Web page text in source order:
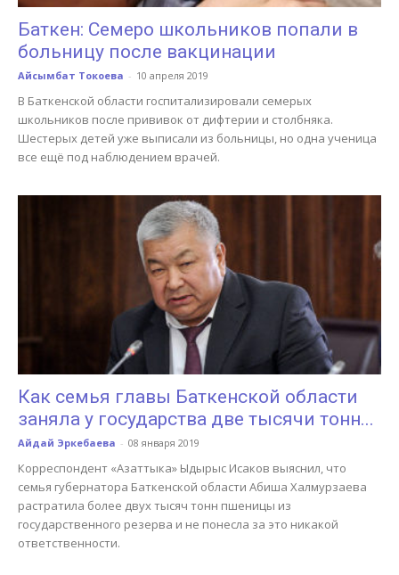
Баткен: Семеро школьников попали в
больницу после вакцинации
Айсымбат Токоева - 10 апреля 2019
В Баткенской области госпитализировали семерых
школьников после прививок от дифтерии и столбняка.
Шестерых детей уже выписали из больницы, но одна ученица
все ещё под наблюдением врачей.
Как семья главы Баткенской области
заняла у государства две тысячи тонн...
Айдай Эркебаева - 08 января 2019
Корреспондент «Азаттыка» Ыдырыс Исаков выяснил, что
семья губернатора Баткенской области Абиша Халмурзаева
растратила более двух тысяч тонн пшеницы из
государственного резерва и не понесла за это никакой
ответственности.